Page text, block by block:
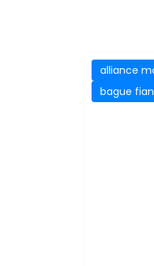
alliance
bague